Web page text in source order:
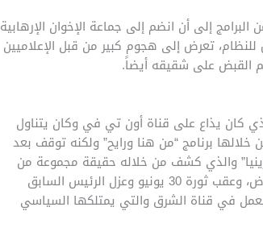
إلى أن انضم إلى جماعة الإخوان الإرهابية
تعرض إلى هجوم كبير من قبل الإعلاميين
القبض على شقيقه أيضاً.
كان يذاع على قناة أون تي في وكان يتناول
برنامج “من هنا ورايح” ولكنه توقف بعد
والذي كشف من خلاله حقيقة مجموعة من
الرئيس السابق
تركيا ليعمل في قناة الشرق والتي يمتلكها السياسي